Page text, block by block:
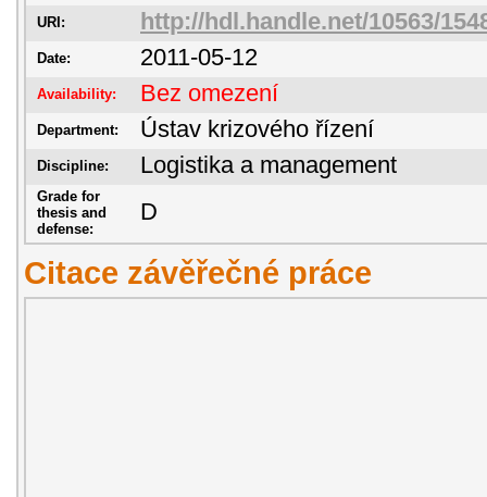
URI: http://hdl.handle.net/10563/
Date: 2011-05-12
Availability: Bez omezení
Department: Ústav krizového řízení
Discipline: Logistika a management
Grade for
thesis and
defense:
D
Citace závěřečné práce